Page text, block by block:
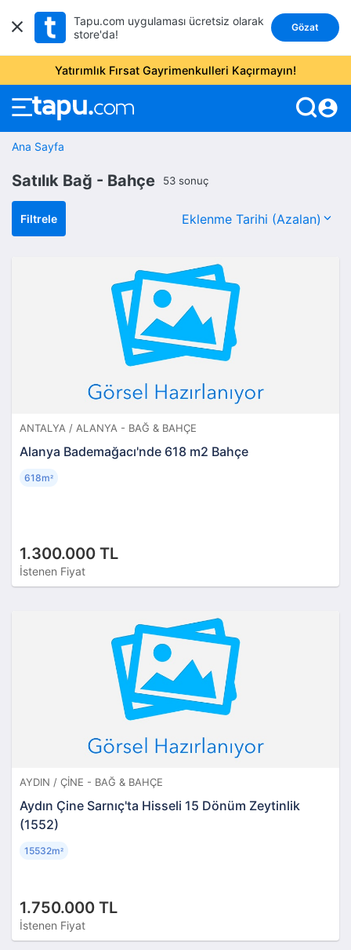
Tapu.com uygulaması ücretsiz olarak
store'da!
Gözat
Yatırımlık Fırsat Gayrimenkulleri Kaçırmayın!
account_circle
Ana Sayfa
Satılık Bağ - Bahçe 53 sonuç
Filtrele
ANTALYA / ALANYA - BAĞ & BAHÇE
Alanya Bademağacı'nde 618 m2 Bahçe
1.300.000 TL
İstenen Fiyat
618m²
AYDIN / ÇINE - BAĞ & BAHÇE
Aydın Çine Sarnıç'ta Hisseli 15 Dönüm Zeytinlik
(1552)
1.750.000 TL
İstenen Fiyat
15532m²